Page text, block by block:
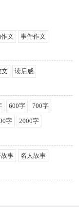
文 事件作文
文 读后感
600字 700字
字 2000字
事 名人故事